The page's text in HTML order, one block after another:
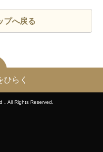
プへ戻る
ひらく
All Rights Reserved.